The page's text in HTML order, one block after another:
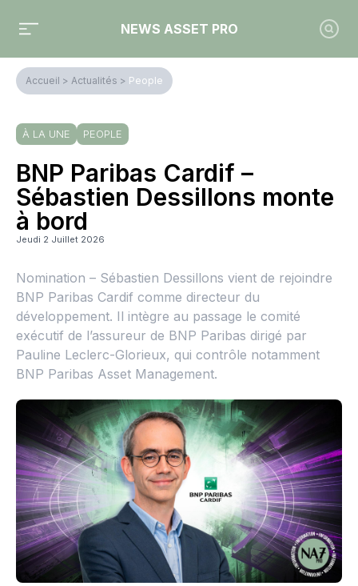
NEWS ASSET PRO
Accueil > Actualités > People
À LA UNE PEOPLE
BNP Paribas Cardif –
Sébastien Dessillons monte
à bord
Jeudi 2 Juillet 2026
Nomination – Sébastien Dessillons vient de rejoindre
BNP Paribas Cardif comme directeur du
développement. Il intègre au passage le comité
exécutif de l’assureur de BNP Paribas dirigé par
Pauline Leclerc-Glorieux, qui contrôle notamment
BNP Paribas Asset Management.